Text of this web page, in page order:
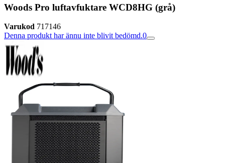
Woods Pro luftavfuktare WCD8HG (grå)
Varukod 717146
Denna produkt har ännu inte blivit bedömd.0